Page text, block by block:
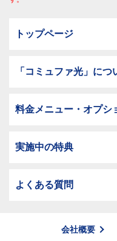
トップページ
「コミュファ光」につ
料金メニュー・オプシ
実施中の特典
よくある質問
会社概要